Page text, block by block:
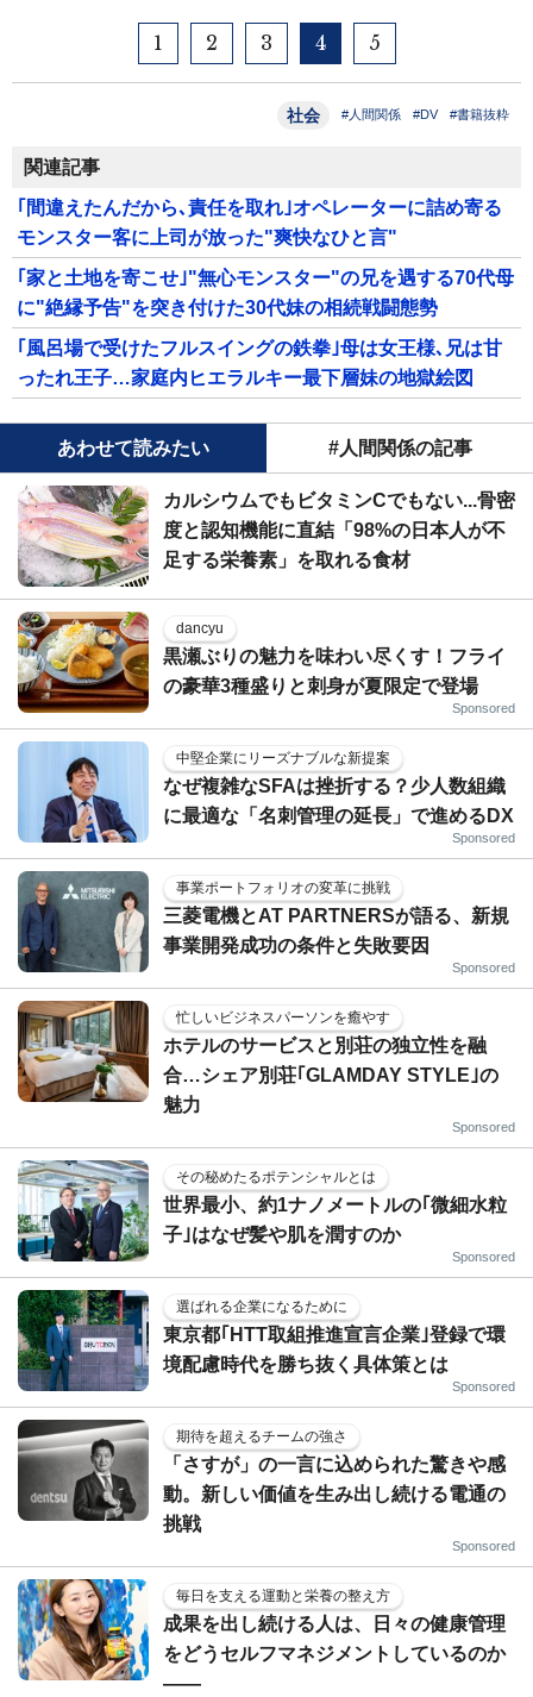
1 2 3 4 5
社会 #人間関係 #DV #書籍抜粋
関連記事
｢間違えたんだから､責任を取れ｣オペレーターに詰め寄る
モンスター客に上司が放った"爽快なひと言"
｢家と土地を寄こせ｣"無心モンスター"の兄を遇する70代母
に"絶縁予告"を突き付けた30代妹の相続戦闘態勢
｢風呂場で受けたフルスイングの鉄拳｣母は女王様､兄は甘
ったれ王子…家庭内ヒエラルキー最下層妹の地獄絵図
あわせて読みたい #人間関係の記事
カルシウムでもビタミンCでもない...骨密
度と認知機能に直結「98%の日本人が不
足する栄養素」を取れる食材
dancyu
黒瀬ぶりの魅力を味わい尽くす！フライ
の豪華3種盛りと刺身が夏限定で登場
Sponsored
中堅企業にリーズナブルな新提案
なぜ複雑なSFAは挫折する？少人数組織
に最適な「名刺管理の延長」で進めるDX
Sponsored
事業ポートフォリオの変革に挑戦
三菱電機とAT PARTNERSが語る、新規
事業開発成功の条件と失敗要因
Sponsored
忙しいビジネスパーソンを癒やす
ホテルのサービスと別荘の独立性を融
合…シェア別荘｢GLAMDAY STYLE｣の
魅力
Sponsored
その秘めたるポテンシャルとは
世界最小、約1ナノメートルの｢微細水粒
子｣はなぜ髪や肌を潤すのか
Sponsored
選ばれる企業になるために
東京都｢HTT取組推進宣言企業｣登録で環
境配慮時代を勝ち抜く具体策とは
Sponsored
期待を超えるチームの強さ
「さすが」の一言に込められた驚きや感
動。新しい価値を生み出し続ける電通の
挑戦
Sponsored
毎日を支える運動と栄養の整え方
成果を出し続ける人は、日々の健康管理
をどうセルフマネジメントしているのか
——